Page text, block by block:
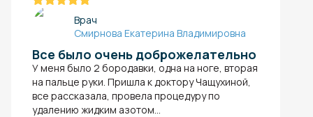
Врач
Смирнова Екатерина Владимировна
Все было очень доброжелательно
У меня было 2 бородавки​, одна на ноге, вторая
на пальце руки. Пришла к доктору Чащухиной,
все рассказала, провела процедуру по
удалению жидким азотом...